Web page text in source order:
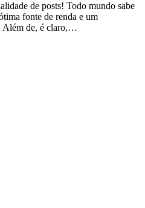
de posts! Todo mundo sabe
fonte de renda e um
Além de, é claro,…